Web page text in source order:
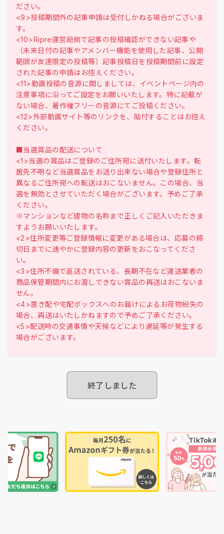
ださい。
<9>投稿期間外の記事申請は受付しかねる場合がございま
す。
<10>Ripre運営局側で記事の投稿確認ができない記事や
（未来日付の記事やアメンバー機能を使用した記事、公開
範囲が友達限定の投稿等）記事投稿日を投稿期間前に設定
された記事の申請はお控えください。
<11>動画投稿の音源に関しましては、イベントページ内の
注意事項に沿ってご設定をお願いいたします。特に記載が
ない場合、著作権フリーの音源にてご投稿ください。
<12>外部動画サイト等のリンクを、貼付することはお控え
ください。
■当選賞品の配送について
<1>当選の賞品はご登録のご住所宛に送付いたします。転
居先不明など当選賞品をお送り出来ない場合や登録住所と
異なるご住所宛への転送はおこないません。この場合、当
選を無効とさせていただく場合がございます。予めご了承
ください。
※マンションなど建物の名称まで正しくご記入いただきま
すようお願いいたします。
<2>住所変更等ご登録情報に変更がある場合は、応募の締
切日までに速やかに登録内容の更新をおこなってくださ
い。
<3>住所不備で返送されている、長期不在など運送業者の
商品保管期間内にお渡しできない賞品の再送はおこないま
せん。
<4>置き配や宅配ボックスへのお届けによるお荷物紛失の
場合、再送はいたしかねますので予めご了承ください。
<5>配送時の交通事情や天候などにより遅延等が発生する
終了しました